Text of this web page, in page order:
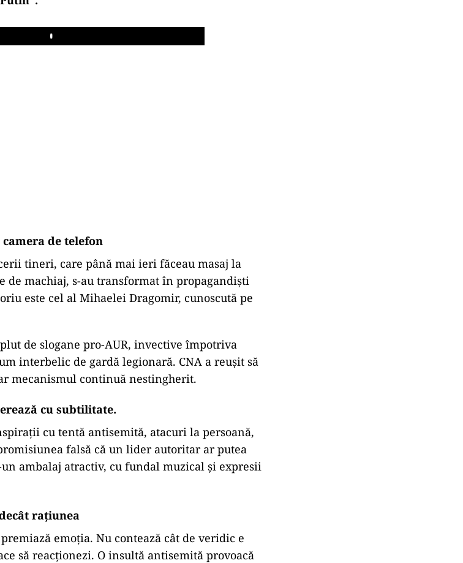
Play
de telefon
tineri, care până mai ieri făceau masaj la
de machiaj, s-au transformat în propagandiști
este cel al Mihaelei Dragomir, cunoscută pe
de slogane pro-AUR, invective împotriva
interbelic de gardă legionară. CNA a reușit să
mecanismul continuă nestingherit.
cu subtilitate.
cu tentă antisemită, atacuri la persoană,
falsă că un lider autoritar ar putea
ambalaj atractiv, cu fundal muzical și expresii
rațiunea
emoția. Nu contează cât de veridic e
să reacționezi. O insultă antisemită provoacă